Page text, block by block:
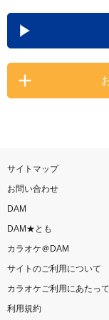
カ
サイトマップ
お問い合わせ
DAM
DAM★とも
カラオケ＠DAM
サイトのご利用について
カラオケご利用にあたっ
利用規約